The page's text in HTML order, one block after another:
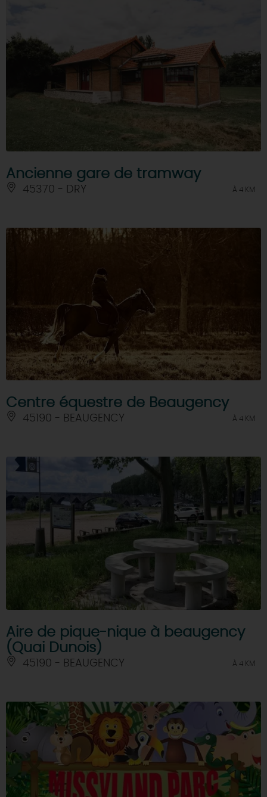
Ancienne gare de tramway
45370 - DRY À 4 KM
Centre équestre de Beaugency
45190 - BEAUGENCY À 4 KM
Aire de pique-nique à beaugency
(Quai Dunois)
45190 - BEAUGENCY À 4 KM